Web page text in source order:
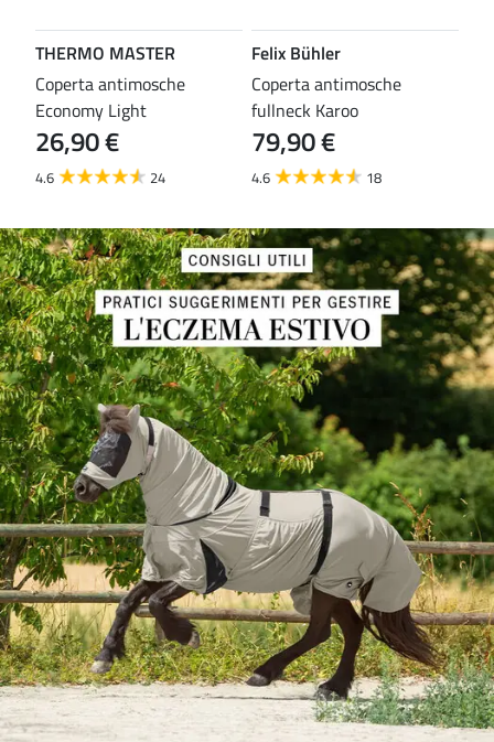
THERMO MASTER
Coperta antimosche
Economy Light
26,90 €
4.6 24
Felix Bühler
Coperta antimosche
fullneck Karoo
79,90 €
4.6 18